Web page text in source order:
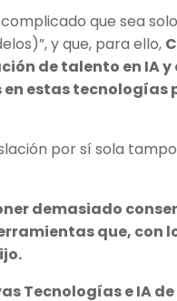
que sea
y que, para ello,
de talento en IA
estas
por sí sola
demasiado
que, con
Tecnologías e IA de